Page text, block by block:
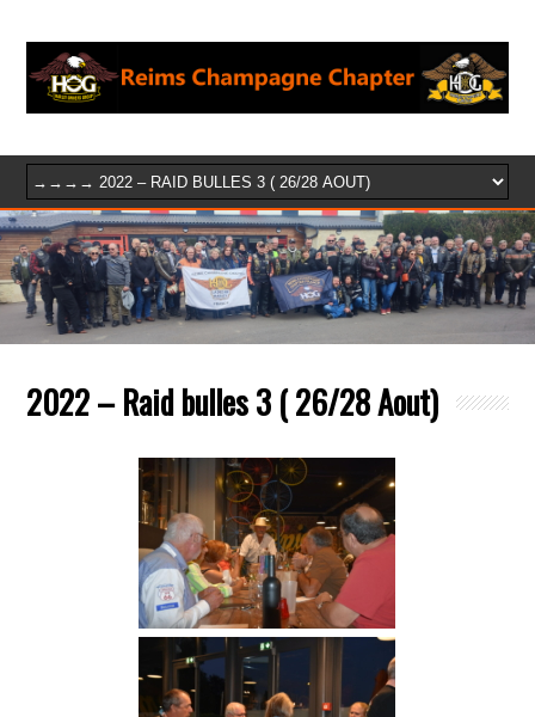
2022 – Raid bulles 3 ( 26/28 Aout)